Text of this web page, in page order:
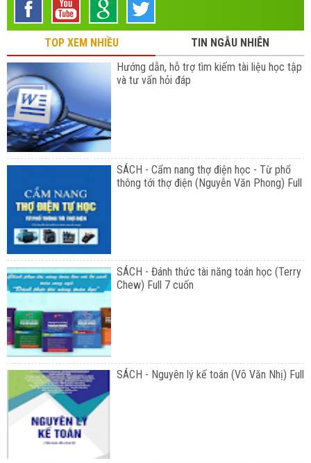
TOP XEM NHIỀU
TIN NGẪU NHIÊN
Hướng dẫn, hỗ trợ tìm kiếm tài liệu học tập
và tư vấn hỏi đáp
SÁCH - Cẩm nang thợ điện học - Từ phổ
thông tới thợ điện (Nguyễn Văn Phong) Full
SÁCH - Đánh thức tài năng toán học (Terry
Chew) Full 7 cuốn
SÁCH - Nguyên lý kế toán (Võ Văn Nhị) Full